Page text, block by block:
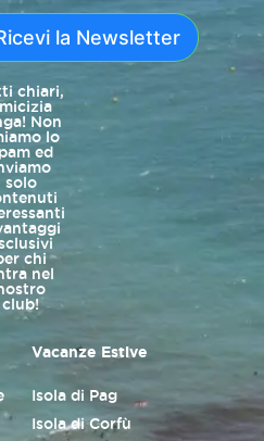
la Newsletter
chiari,
Non
lo
ed
solo
chi
nel
club!
Vacanze Estive
Isola di Pag
Isola di Corfù